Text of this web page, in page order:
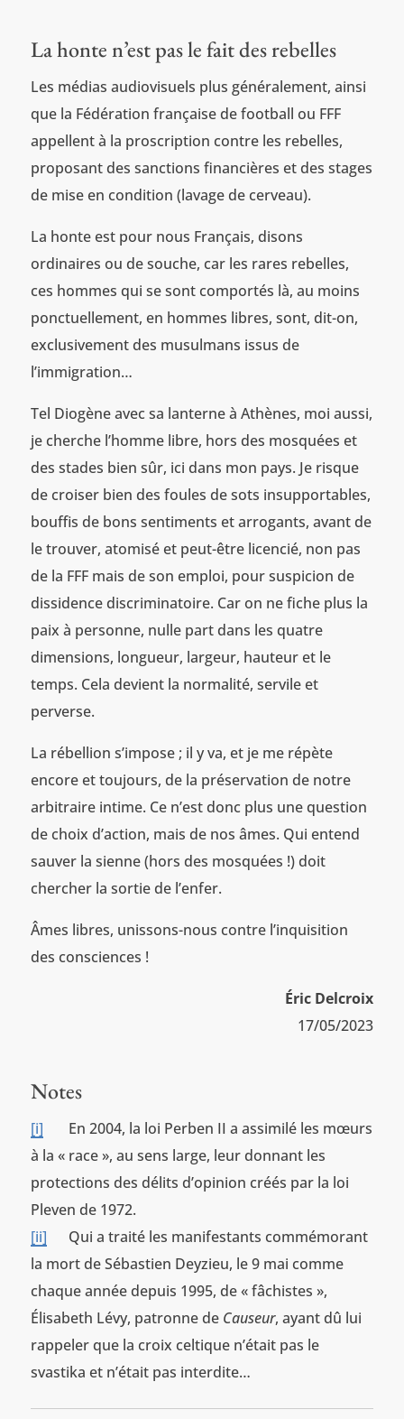
La honte n’est pas le fait des rebelles
Les médias audiovisuels plus généralement, ainsi
que la Fédération française de football ou FFF
appellent à la proscription contre les rebelles,
proposant des sanctions financières et des stages
de mise en condition (lavage de cerveau).
La honte est pour nous Français, disons
ordinaires ou de souche, car les rares rebelles,
ces hommes qui se sont comportés là, au moins
ponctuellement, en hommes libres, sont, dit-on,
exclusivement des musulmans issus de
l’immigration…
Tel Diogène avec sa lanterne à Athènes, moi aussi,
je cherche l’homme libre, hors des mosquées et
des stades bien sûr, ici dans mon pays. Je risque
de croiser bien des foules de sots insupportables,
bouffis de bons sentiments et arrogants, avant de
le trouver, atomisé et peut-être licencié, non pas
de la FFF mais de son emploi, pour suspicion de
dissidence discriminatoire. Car on ne fiche plus la
paix à personne, nulle part dans les quatre
dimensions, longueur, largeur, hauteur et le
temps. Cela devient la normalité, servile et
perverse.
La rébellion s’impose ; il y va, et je me répète
encore et toujours, de la préservation de notre
arbitraire intime. Ce n’est donc plus une question
de choix d’action, mais de nos âmes. Qui entend
sauver la sienne (hors des mosquées !) doit
chercher la sortie de l’enfer.
Âmes libres, unissons-nous contre l’inquisition
des consciences !
Éric Delcroix
17/05/2023
Notes
[i] En 2004, la loi Perben II a assimilé les mœurs
à la « race », au sens large, leur donnant les
protections des délits d’opinion créés par la loi
Pleven de 1972.
[ii] Qui a traité les manifestants commémorant
la mort de Sébastien Deyzieu, le 9 mai comme
chaque année depuis 1995, de « fâchistes »,
Élisabeth Lévy, patronne de Causeur, ayant dû lui
rappeler que la croix celtique n’était pas le
svastika et n’était pas interdite…